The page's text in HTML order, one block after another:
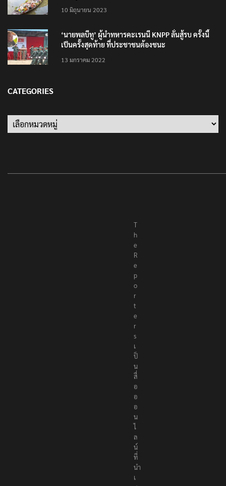
10 มิถุนายน 2023
‘นายพลบีทู’ ผู้นำทหารคะเรนนี KNPP ลั่นสู้รบ ครั้งนี้
เป็นครั้งสุดท้าย ที่ประชาชนต้องชนะ
13 มกราคม 2022
CATEGORIES
T
h
e
R
e
p
o
r
t
e
r
s
เ
ป็
น
สื่
อ
อ
อ
น
ไ
ล
น์
ที่
นำ
เ